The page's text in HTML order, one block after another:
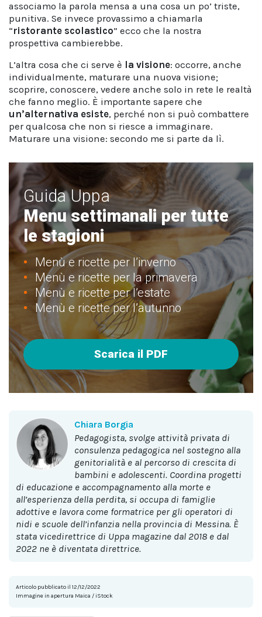
associamo la parola mensa a una cosa un po’ triste,
punitiva. Se invece provassimo a chiamarla
“ristorante scolastico” ecco che la nostra
prospettiva cambierebbe.
L’altra cosa che ci serve è la visione: occorre, anche
individualmente, maturare una nuova visione;
scoprire, conoscere, vedere anche solo in rete le realtà
che fanno meglio. È importante sapere che
un’alternativa esiste, perché non si può combattere
per qualcosa che non si riesce a immaginare.
Maturare una visione: secondo me si parte da lì.
Guida Uppa
Menu settimanali per tutte
le stagioni
Menù e ricette per l’inverno
Menù e ricette per la primavera
Menù e ricette per l’estate
Menù e ricette per l’autunno
Scarica il PDF
Chiara Borgia
pedagogista, svolge attività privata di
consulenza pedagogica nel sostegno alla
genitorialità e al percorso di crescita di
bambini e adolescenti. Coordina progetti
di educazione e accompagnamento alla morte e
all’esperienza della perdita, si occupa di famiglie
adottive e lavora come formatrice per gli operatori di
nidi e scuole dell’infanzia nella provincia di Messina. È
stata vicedirettrice di Uppa magazine dal 2018 e dal
2022 ne è diventata direttrice.
Articolo pubblicato il 12/12/2022
Immagine in apertura Maica / iStock